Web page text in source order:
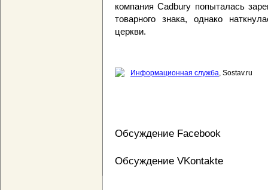
компания Cadbury попыталась
товарного знака, однако
церкви.
Информационная служба, Sostav.ru
Обсуждение Facebook
Обсуждение VKontakte